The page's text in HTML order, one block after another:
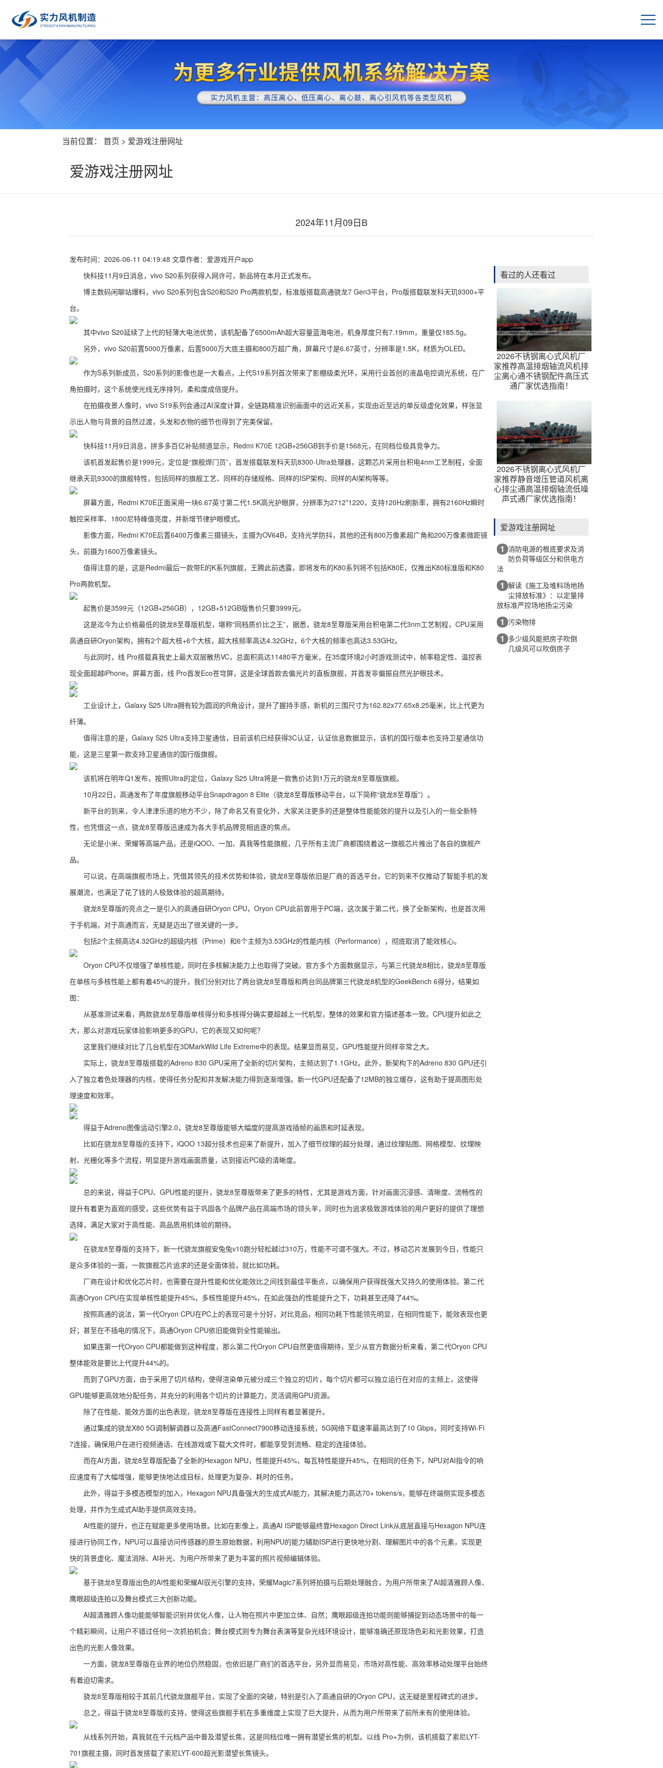
当前位置： 首页 > 爱游戏注册网址
爱游戏注册网址
2024年11月09日B
发布时间：2026-06-11 04:19:48 文章作者： 爱游戏开户app
快科技11月9日消息，vivo S20系列获得入网许可，新品将在本月正式发布。
博主数码闲聊站爆料，vivo S20系列包含S20和S20 Pro两款机型，标准版搭载高通骁龙7 Gen3平台，Pro版搭载联发科天玑9300+平
台。
其中vivo S20延续了上代的轻薄大电池优势，该机配备了6500mAh超大容量蓝海电池，机身厚度只有7.19mm，重量仅185.5g。
另外，vivo S20前置5000万像素，后置5000万大底主摄和800万超广角，屏幕尺寸是6.67英寸，分辨率是1.5K，材质为OLED。
作为S系列新成员，S20系列的影像也是一大看点，上代S19系列首次带来了影棚级柔光环，采用行业首创的液晶电控调光系统，在广
角拍摄时，这个系统使光线无序排列，柔和度成倍提升。
在拍摄夜景人像时，vivo S19系列会通过AI深度计算，全链路精准识别画面中的远近关系，实现由近至远的单反级虚化效果，样张显
示出人物与背景的自然过渡，头发和衣物的细节也得到了完美保留。
快科技11月9日消息，拼多多百亿补贴频道显示，Redmi K70E 12GB+256GB到手价是1568元，在同档位极具竞争力。
该机首发起售价是1999元，定位是“旗舰焊门员”，首发搭载联发科天玑8300-Ultra处理器，这颗芯片采用台积电4nm工艺制程，全面
继承天玑9300的旗舰特性，包括同样的旗舰工艺、同样的存储规格、同样的ISP架构、同样的AI架构等等。
屏幕方面，Redmi K70E正面采用一块6.67英寸第二代1.5K高光护眼屏，分辨率为2712*1220，支持120Hz刷新率，拥有2160Hz瞬时
触控采样率、1800尼特峰值亮度，并新增节律护眼模式。
影像方面，Redmi K70E后置6400万像素三摄镜头，主摄为OV64B，支持光学防抖，其他的还有800万像素超广角和200万像素微距镜
头，前摄为1600万像素镜头。
值得注意的是，这是Redmi最后一款带E的K系列旗舰，王腾此前透露，即将发布的K80系列将不包括K80E，仅推出K80标准版和K80
Pro两款机型。
起售价是3599元（12GB+256GB），12GB+512GB版售价只要3999元。
这是迄今为止价格最低的骁龙8至尊版机型，堪称“同档质价比之王”，据悉，骁龙8至尊版采用台积电第二代3nm工艺制程，CPU采用
高通自研Oryon架构，拥有2个超大核+6个大核，超大核频率高达4.32GHz，6个大核的频率也高达3.53GHz。
与此同时，线 Pro搭载真我史上最大双层散热VC，总面积高达11480平方毫米，在35度环境2小时游戏测试中，帧率稳定性、温控表
现全面超越iPhone。屏幕方面，线 Pro首发Eco苍穹屏，这是全球首款去偏光片的直板旗舰，并首发非偏振自然光护眼技术。
工业设计上，Galaxy S25 Ultra拥有较为圆润的R角设计，提升了握持手感，新机的三围尺寸为162.82x77.65x8.25毫米，比上代更为
纤薄。
值得注意的是，Galaxy S25 Ultra支持卫星通信，目前该机已经获得3C认证，认证信息数据显示，该机的国行版本也支持卫星通信功
能，这是三星第一款支持卫星通信的国行版旗舰。
该机将在明年Q1发布，按照Ultra的定位，Galaxy S25 Ultra将是一款售价达到1万元的骁龙8至尊版旗舰。
10月22日，高通发布了年度旗舰移动平台Snapdragon 8 Elite（骁龙8至尊版移动平台，以下简称“骁龙8至尊版”）。
新平台的到来，令人津津乐道的地方不少，除了命名又有变化外，大家关注更多的还是整体性能能效的提升以及引入的一些全新特
性，也凭借这一点，骁龙8至尊版迅速成为各大手机品牌竞相追逐的焦点。
无论是小米、荣耀等高端产品，还是iQOO、一加、真我等性能旗舰，几乎所有主流厂商都围绕着这一旗舰芯片推出了各自的旗舰产
品。
可以说，在高端旗舰市场上，凭借其领先的技术优势和体验，骁龙8至尊版依旧是厂商的首选平台，它的到来不仅推动了智能手机的发
展潮流，也满足了花了钱的人极致体验的超高期待。
骁龙8至尊版的亮点之一是引入的高通自研Oryon CPU，Oryon CPU此前曾用于PC端，这次属于第二代，换了全新架构，也是首次用
于手机端，对于高通而言，无疑是迈出了很关键的一步。
包括2个主频高达4.32GHz的超级内核（Prime）和6个主频为3.53GHz的性能内核（Performance），彻底取消了能效核心。
Oryon CPU不仅增强了单核性能，同时在多核解决能力上也取得了突破。官方多个方面数据显示，与第三代骁龙8相比，骁龙8至尊版
在单核与多核性能上都有着45%的提升，我们分别对比了两台骁龙8至尊版和两台同品牌第三代骁龙8机型的GeekBench 6得分，结果如
图：
从基准测试来看，两款骁龙8至尊版单核得分和多核得分确实要超越上一代机型，整体的效果和官方描述基本一致。CPU提升如此之
大，那么对游戏玩家体验影响更多的GPU，它的表现又如何呢？
这里我们继续对比了几台机型在3DMarkWild Life Extreme中的表现。结果显而易见，GPU性能提升同样非常之大。
实际上，骁龙8至尊版搭载的Adreno 830 GPU采用了全新的切片架构，主频达到了1.1GHz。此外，新架构下的Adreno 830 GPU还引
入了独立着色处理器的内核，使得任务分配和并发解决能力得到逐渐增强。新一代GPU还配备了12MB的独立缓存，这有助于提高图形处
理速度和效率。
得益于Adreno图像运动引擎2.0，骁龙8至尊版能够大幅度的提高游戏插帧的画质和时延表现。
比如在骁龙8至尊版的支持下，iQOO 13超分技术也迎来了新提升，加入了细节纹理的超分处理，通过纹理贴图、网格模型、纹理映
射、光栅化等多个流程，明显提升游戏画面质量，达到接近PC级的清晰度。
总的来说，得益于CPU、GPU性能的提升，骁龙8至尊版带来了更多的特性，尤其是游戏方面，针对画面沉浸感、清晰度、流畅性的
提升有着更为直观的感受，这些优势有益于巩固各个品牌产品在高端市场的领头羊，同时也为追求极致游戏体验的用户更好的提供了理想
选择，满足大家对于高性能、高品质用机体验的期待。
在骁龙8至尊版的支持下，新一代骁龙旗舰安兔兔v10跑分轻松越过310万，性能不可谓不强大。不过，移动芯片发展到今日，性能只
是众多体验的一面，一款旗舰芯片追求的还是全面体验，就比如功耗。
厂商在设计和优化芯片时，也需要在提升性能和优化能效比之间找到最佳平衡点，以确保用户获得既强大又持久的使用体验。第二代
高通Oryon CPU在实现单核性能提升45%，多核性能提升45%，在如此强劲的性能提升之下，功耗甚至还降了44%。
按照高通的说法，第一代Oryon CPU在PC上的表现可是十分好，对比竞品，相同功耗下性能领先明显，在相同性能下，能效表现也更
好；甚至在不插电的情况下，高通Oryon CPU依旧能做到全性能输出。
如果连第一代Oryon CPU都能做到这种程度，那么第二代Oryon CPU自然更值得期待，至少从官方数据分析来看，第二代Oryon CPU
整体能效是要比上代提升44%的。
而到了GPU方面，由于采用了切片结构，使得渲染单元被分成三个独立的切片，每个切片都可以独立运行在对应的主频上，这使得
GPU能够更高效地分配任务，并充分的利用各个切片的计算能力，灵活调用GPU资源。
除了在性能、能效方面的出色表现，骁龙8至尊版在连接性上同样有着显著提升。
通过集成的骁龙X80 5G调制解调器以及高通FastConnect7900移动连接系统，5G网络下载速率最高达到了10 Gbps，同时支持Wi-Fi
7连接，确保用户在进行视频通话、在线游戏或下载大文件时，都能享受到流畅、稳定的连接体验。
而在AI方面，骁龙8至尊版配备了全新的Hexagon NPU，性能提升45%，每瓦特性能提升45%，在相同的任务下，NPU对AI指令的响
应速度有了大幅增强，能够更快地达成目标，处理更为复杂、耗时的任务。
此外，得益于多模态模型的加入，Hexagon NPU具备强大的生成式AI能力，其解决能力高达70+ tokens/s，能够在终端侧实现多模态
处理，并作为生成式AI助手提供高效支持。
AI性能的提升，也正在赋能更多使用场景。比如在影像上，高通AI ISP能够最终靠Hexagon Direct Link从底层直接与Hexagon NPU连
接进行协同工作，NPU可以直接访问传感器的原生原始数据，利用NPU的能力辅助ISP进行更快地分割、理解图片中的各个元素，实现更
快的背景虚化、魔法消除、AI补光、为用户所带来了更为丰富的照片视频编辑体验。
基于骁龙8至尊版出色的AI性能和荣耀AI驭光引擎的支持，荣耀Magic7系列将拍摄与后期处理融合，为用户所带来了AI超清雅顾人像、
鹰眼超级连拍以及舞台模式三大创新功能。
AI超清雅顾人像功能能够智能识别并优化人像，让人物在照片中更加立体、自然；鹰眼超级连拍功能则能够捕捉到动态场景中的每一
个精彩瞬间，让用户不错过任何一次抓拍机会；舞台模式则专为舞台表演等复杂光线环境设计，能够准确还原现场色彩和光影效果，打造
出色的光影人像效果。
一方面，骁龙8至尊版在业界的地位仍然稳固，也依旧是厂商们的首选平台，另外显而易见，市场对高性能、高效率移动处理平台始终
有着迫切需求。
骁龙8至尊版相较于其前几代骁龙旗舰平台，实现了全面的突破，特别是引入了高通自研的Oryon CPU，这无疑是里程碑式的进步。
总之，得益于骁龙8至尊版的支持，使得这些旗舰手机在多重维度上实现了巨大提升，从而为用户所带来了前所未有的使用体验。
从线系列开始，真我就在千元档产品中普及潜望长焦，这是同档位唯一拥有潜望长焦的机型。以线 Pro+为例，该机搭载了索尼LYT-
701旗舰主摄，同时首发搭载了索尼LYT-600超光影潜望长焦镜头。
看过的人还看过
2026不锈钢离心式风机厂
家推荐高温排烟轴流风机排
尘离心通不锈钢配件高压式
通厂家优选指南！
2026不锈钢离心式风机厂
家推荐静音增压管道风机离
心排尘通高温排烟轴流低噪
声式通厂家优选指南！
爱游戏注册网址
1 消防电源的根底要求及消
防负荷等级区分和供电方
法
1 解读《施工及堆料场地扬
尘排放标准》：以定量排
放标准严控场地扬尘污染
1 污染物排
1 多少级风能把房子吹倒
几级风可以吹倒房子